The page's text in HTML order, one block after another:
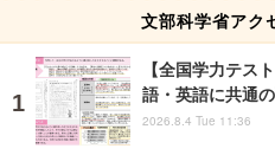
文部科学省アク
【全国学力テス
語・英語に共通
2026.8.4 Tue 11:36